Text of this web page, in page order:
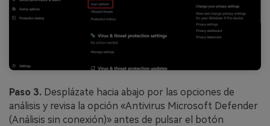
Paso 3. Desplázate hacia abajo por las opciones de
análisis y revisa la opción «Antivirus Microsoft Defender
(Análisis sin conexión)» antes de pulsar el botón